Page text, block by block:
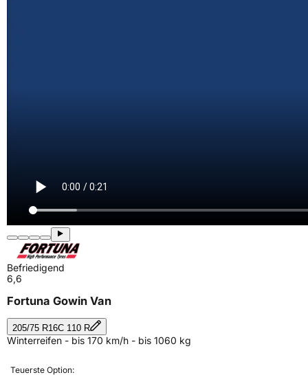
Befriedigend
6,6
Fortuna Gowin Van
205/75 R16C 110 R
Winterreifen - bis 170 km/h - bis 1060 kg
Teuerste Option: